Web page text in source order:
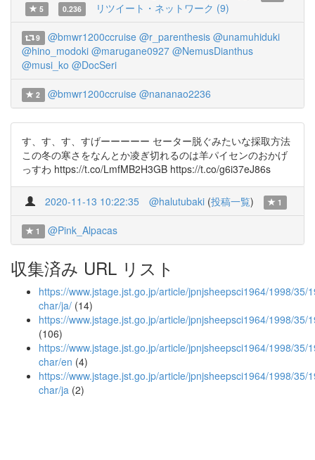
5
0.236 リツイート・ネットワーク (9)
9 @bmwr1200ccruise @r_parenthesis @unamuhiduki
@hino_modoki @marugane0927 @NemusDianthus
@musi_ko @DocSeri
2 @bmwr1200ccruise @nananao2236
す、す、す、すげーーーーー セーター脱ぐみたいな採取方法
この冬の寒さをなんとか凌ぎ切れるのは羊パイセンのおかげ
っすわ https://t.co/LmfMB2H3GB https://t.co/g6i37eJ86s
2020-11-13 10:22:35 @halutubaki (投稿一覧) 1
1 @Pink_Alpacas
収集済み URL リスト
https://www.jstage.jst.go.jp/article/jpnjsheepsci1964/1998/35/
char/ja/ (14)
https://www.jstage.jst.go.jp/article/jpnjsheepsci1964/1998/35/
(106)
https://www.jstage.jst.go.jp/article/jpnjsheepsci1964/1998/35/
char/en (4)
https://www.jstage.jst.go.jp/article/jpnjsheepsci1964/1998/35/
char/ja (2)